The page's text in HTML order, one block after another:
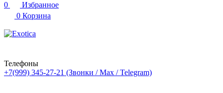
0
Избранное
0 Корзина
Телефоны
+7(999) 345-27-21 (Звонки / Max / Telegram)